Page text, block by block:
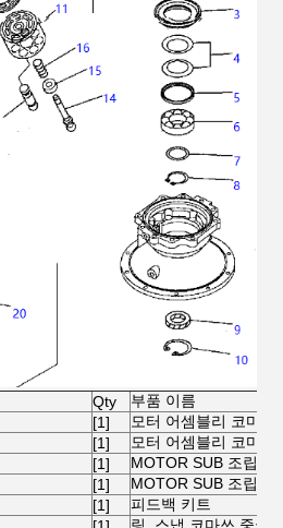
Qty
부품 이름
[1]
모터 어셈블리 코마쓰
[1]
모터 어셈블리 코마쓰
[1]
MOTOR SUB 조립 코
[1]
MOTOR SUB 조립 코
[1]
피드백 키트